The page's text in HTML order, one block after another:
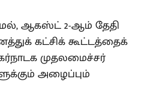
ஆகஸ்ட் 2-ஆம் தேதி
கட்சிக் கூட்டத்தைக்
முதலமைச்சர்
அழைப்பும்